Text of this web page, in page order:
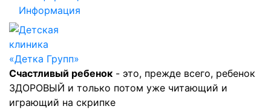
Информация
Счастливый ребенок - это, прежде всего, ребенок
ЗДОРОВЫЙ и только потом уже читающий и
играющий на скрипке